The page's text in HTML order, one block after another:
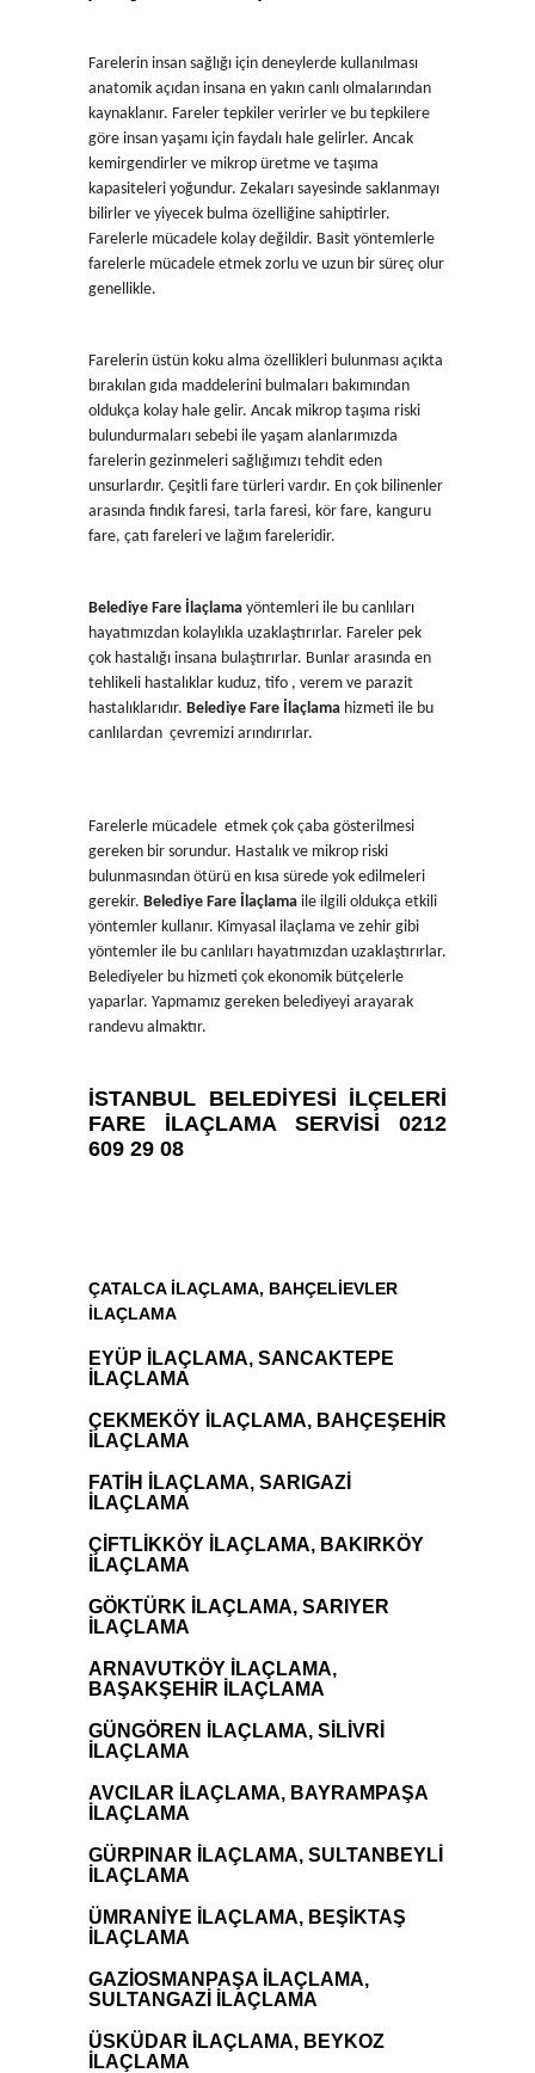
Farelerin insan sağlığı için deneylerde kullanılması
anatomik açıdan insana en yakın canlı olmalarından
kaynaklanır. Fareler tepkiler verirler ve bu tepkilere
göre insan yaşamı için faydalı hale gelirler. Ancak
kemirgendirler ve mikrop üretme ve taşıma
kapasiteleri yoğundur. Zekaları sayesinde saklanmayı
bilirler ve yiyecek bulma özelliğine sahiptirler.
Farelerle mücadele kolay değildir. Basit yöntemlerle
farelerle mücadele etmek zorlu ve uzun bir süreç olur
genellikle.
Farelerin üstün koku alma özellikleri bulunması açıkta
bırakılan gıda maddelerini bulmaları bakımından
oldukça kolay hale gelir. Ancak mikrop taşıma riski
bulundurmaları sebebi ile yaşam alanlarımızda
farelerin gezinmeleri sağlığımızı tehdit eden
unsurlardır. Çeşitli fare türleri vardır. En çok bilinenler
arasında fındık faresi, tarla faresi, kör fare, kanguru
fare, çatı fareleri ve lağım fareleridir.
Belediye Fare İlaçlama yöntemleri ile bu canlıları
hayatımızdan kolaylıkla uzaklaştırırlar. Fareler pek
çok hastalığı insana bulaştırırlar. Bunlar arasında en
tehlikeli hastalıklar kuduz, tifo , verem ve parazit
hastalıklarıdır. Belediye Fare İlaçlama hizmeti ile bu
canlılardan çevremizi arındırırlar.
Farelerle mücadele etmek çok çaba gösterilmesi
gereken bir sorundur. Hastalık ve mikrop riski
bulunmasından ötürü en kısa sürede yok edilmeleri
gerekir. Belediye Fare İlaçlama ile ilgili oldukça etkili
yöntemler kullanır. Kimyasal ilaçlama ve zehir gibi
yöntemler ile bu canlıları hayatımızdan uzaklaştırırlar.
Belediyeler bu hizmeti çok ekonomik bütçelerle
yaparlar. Yapmamız gereken belediyeyi arayarak
randevu almaktır.
İSTANBUL BELEDİYESİ İLÇELERİ
FARE İLAÇLAMA SERVİSİ 0212
609 29 08
ÇATALCA İLAÇLAMA, BAHÇELİEVLER
İLAÇLAMA
EYÜP İLAÇLAMA, SANCAKTEPE
İLAÇLAMA
ÇEKMEKÖY İLAÇLAMA, BAHÇEŞEHİR
İLAÇLAMA
FATİH İLAÇLAMA, SARIGAZİ
İLAÇLAMA
ÇİFTLİKKÖY İLAÇLAMA, BAKIRKÖY
İLAÇLAMA
GÖKTÜRK İLAÇLAMA, SARIYER
İLAÇLAMA
ARNAVUTKÖY İLAÇLAMA,
BAŞAKŞEHİR İLAÇLAMA
GÜNGÖREN İLAÇLAMA, SİLİVRİ
İLAÇLAMA
AVCILAR İLAÇLAMA, BAYRAMPAŞA
İLAÇLAMA
GÜRPINAR İLAÇLAMA, SULTANBEYLİ
İLAÇLAMA
ÜMRANİYE İLAÇLAMA, BEŞİKTAŞ
İLAÇLAMA
GAZİOSMANPAŞA İLAÇLAMA,
SULTANGAZİ İLAÇLAMA
ÜSKÜDAR İLAÇLAMA, BEYKOZ
İLAÇLAMA